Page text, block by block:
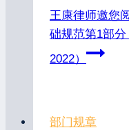
王康律师邀您
础规范第1部
2022）
部门规章